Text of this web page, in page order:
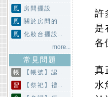
風
房間擺設
風
關於房間的..
風
化妝台擺設..
more...
常見問題
帳
【帳號】認..
習
【祭祀】禮..
許
是
各
真
水